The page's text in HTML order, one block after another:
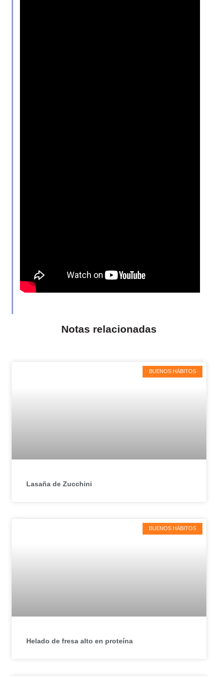
Notas relacionadas
BUENOS HÁBITOS
Lasaña de Zucchini
BUENOS HÁBITOS
Helado de fresa alto en proteína